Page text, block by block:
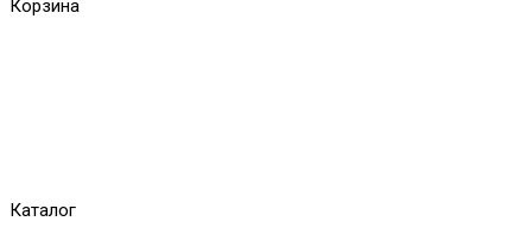
Корзина
Каталог